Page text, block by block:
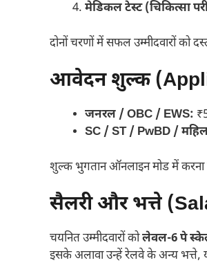
मेडिकल टेस्ट (चिकित्सा
दोनों चरणों में सफल उम्मीदवारों को
आवेदन शुल्क
जनरल / OBC / EWS:
SC / ST / PwBD /
शुल्क भुगतान ऑनलाइन मोड में करना
सैलरी और भत्ते
चयनित उम्मीदवारों कोलेवल-6 पे
इसके अलावा उन्हें रेलवे के अन्य भत्ते,